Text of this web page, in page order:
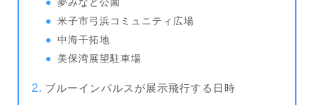
夢みなと公園
米子市弓浜コミュニティ広場
中海干拓地
美保湾展望駐車場
ブルーインパルスが展示飛行する日時